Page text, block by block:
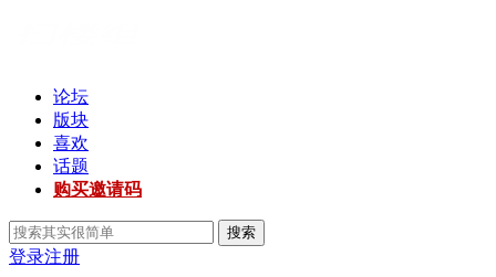
论坛
版块
喜欢
话题
购买邀请码
搜索
登录注册